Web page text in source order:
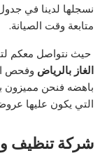
نسجلها لدينا في
متابعة وقت الصيانة.
حيث نتواصل معكم
الغاز بالرياض وفحص
باهضه فنحن مميزون
التي يكون عليها
شركة تنظيف